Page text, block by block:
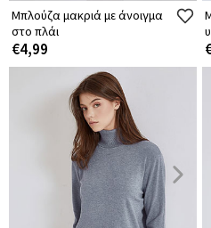
Μπλούζα μακριά με άνοιγμα
στο πλάι
€4,99